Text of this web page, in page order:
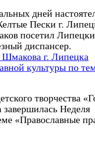
дней
Пески г.
посетил
диспансер.
г. Липецка
культуры по
творчества
Неделя
«Православные